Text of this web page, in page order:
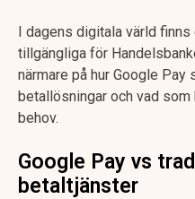
I dagens digitala värld
tillgängliga för
närmare på hur Google
betallösningar och vad
behov.
Google Pay vs
betaltjänster